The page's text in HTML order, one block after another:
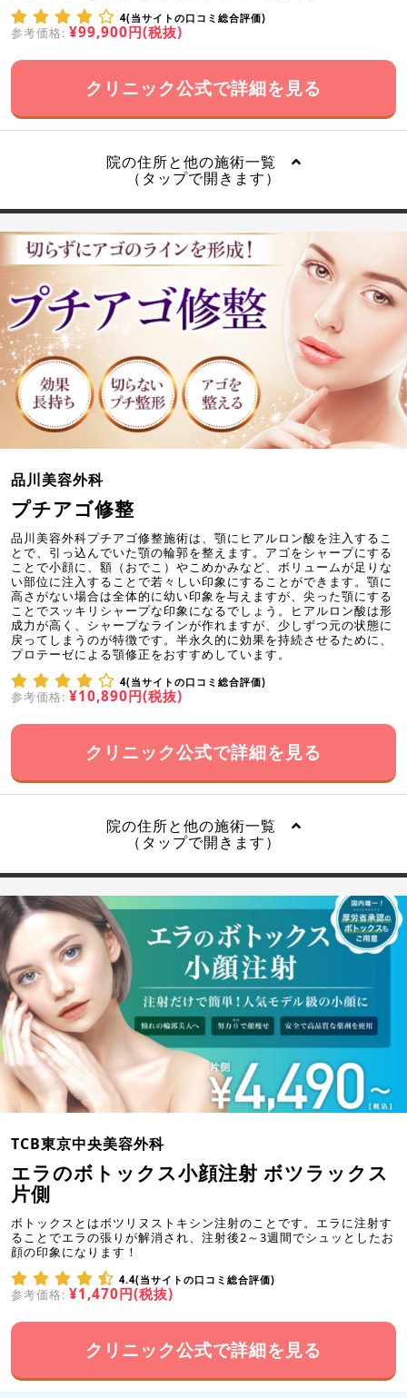
4(当サイトの口コミ総合評価)
参考価格: ¥99,900円(税抜)
クリニック公式で詳細を見る
院の住所と他の施術一覧
（タップで開きます）
品川美容外科
プチアゴ修整
品川美容外科プチアゴ修整施術は、顎にヒアルロン酸を注入するこ
とで、引っ込んでいた顎の輪郭を整えます。アゴをシャープにする
ことで小顔に、額（おでこ）やこめかみなど、ボリュームが足りな
い部位に注入することで若々しい印象にすることができます。顎に
高さがない場合は全体的に幼い印象を与えますが、尖った顎にする
ことでスッキリシャープな印象になるでしょう。ヒアルロン酸は形
成力が高く、シャープなラインが作れますが、少しずつ元の状態に
戻ってしまうのが特徴です。半永久的に効果を持続させるために、
プロテーゼによる顎修正をおすすめしています。
4(当サイトの口コミ総合評価)
参考価格: ¥10,890円(税抜)
クリニック公式で詳細を見る
院の住所と他の施術一覧
（タップで開きます）
TCB東京中央美容外科
エラのボトックス小顔注射 ボツラックス
片側
ボトックスとはボツリヌストキシン注射のことです。エラに注射す
ることでエラの張りが解消され、注射後2～3週間でシュッとしたお
顔の印象になります！
4.4(当サイトの口コミ総合評価)
参考価格: ¥1,470円(税抜)
クリニック公式で詳細を見る